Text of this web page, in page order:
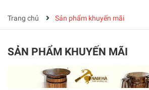
Trang chủ Sản phẩm khuyến mãi
SẢN PHẨM KHUYẾN MÃI